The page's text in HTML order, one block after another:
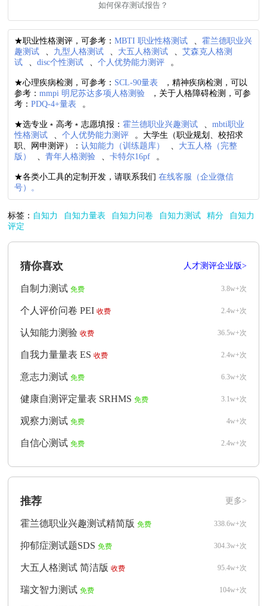
如何保存测试报告？
★职业性格测评，可参考：MBTI 职业性格测试 、霍兰德职业兴
趣测试
、 九型人格测试 、 大五人格测试 、艾森克人格测
试
、disc个性测试 、个人优势能力测评 。
★心理疾病检测，可参考： SCL-90量表
，精神疾病检测，可以
参考：mmpi 明尼苏达多项人格测验
，关于人格障碍检测，可参
考：PDQ-4+量表 。
★选专业﹡高考﹡志愿填报：霍兰德职业兴趣测试 、mbti职业
性格测试
、个人优势能力测评
。大学生（职业规划、校招求
职、网申测评）：认知能力（训练题库） 、 大五人格（完整
版）
、青年人格测验 、卡特尔16pf 。
★各类小工具的定制开发，请联系我们在线客服（企业微信
号）。
标签： 自知力 自知力量表 自知力问卷 自知力测试 精分
自知力
评定
人才测评企业版>
猜你喜欢
3.8w+次
自制力测试 免费
2.4w+次
个人评价问卷 PEI 收费
36.5w+次
认知能力测验 收费
2.4w+次
自我力量量表 ES 收费
6.3w+次
意志力测试 免费
3.1w+次
健康自测评定量表 SRHMS 免费
4w+次
观察力测试 免费
2.4w+次
自信心测试 免费
更多>
推荐
338.6w+次
霍兰德职业兴趣测试精简版 免费
304.3w+次
抑郁症测试题SDS 免费
95.4w+次
大五人格测试 简洁版 收费
104w+次
瑞文智力测试 免费